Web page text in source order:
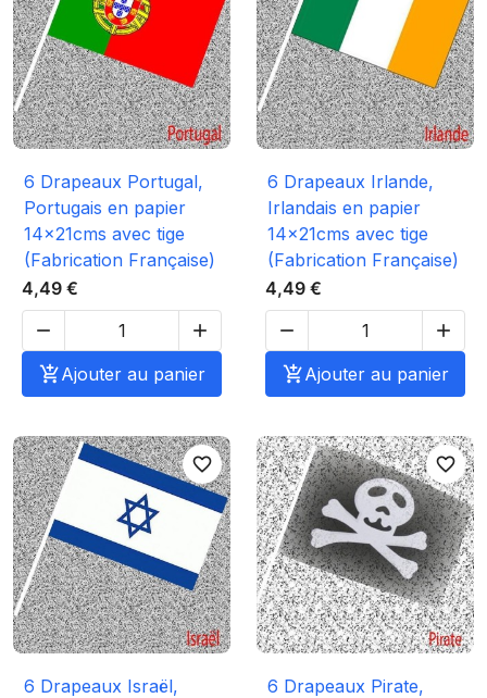
6 Drapeaux Portugal,
Portugais en papier
14x21cms avec tige
(Fabrication Française)
4,49 €


Ajouter au panier
6 Drapeaux Irlande,
Irlandais en papier
14x21cms avec tige
(Fabrication Française)
4,49 €


Ajouter au panier
favorite_border
6 Drapeaux Israël,
favorite_border
6 Drapeaux Pirate,